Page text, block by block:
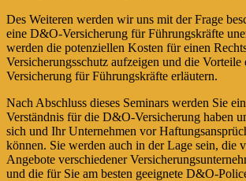
Des Weiteren werden wir uns mit der Frage
eine D&O-Versicherung für Führungskräfte
werden die potenziellen Kosten für einen
Versicherungsschutz aufzeigen und die
Versicherung für Führungskräfte erläutern.
Nach Abschluss dieses Seminars werden Sie
Verständnis für die D&O-Versicherung haben
sich und Ihr Unternehmen vor
können. Sie werden auch in der Lage sein, die
Angebote verschiedener
und die für Sie am besten geeignete D&O-